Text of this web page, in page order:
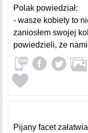
Polak powiedział:
- wasze kobiety to
zaniosłem swojej
powiedzieli, że
Pijany facet